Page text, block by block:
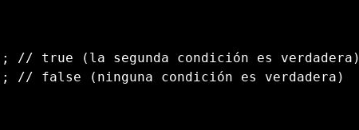
;
// true (la segunda condición es verdadera)
; // false (ninguna condición es verdadera)